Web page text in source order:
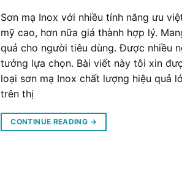
Sơn mạ Inox với nhiều tính năng ưu
mỹ cao, hơn nữa giá thành hợp lý.
quả cho người tiêu dùng. Được nhiều
tưởng lựa chọn. Bài viết này tôi xin
loại sơn mạ Inox chất lượng hiệu quả
trên thị
CONTINUE READING →